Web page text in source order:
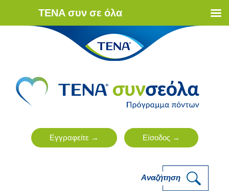
Αναζήτηση
ΤΕΝΑ συν σε όλα